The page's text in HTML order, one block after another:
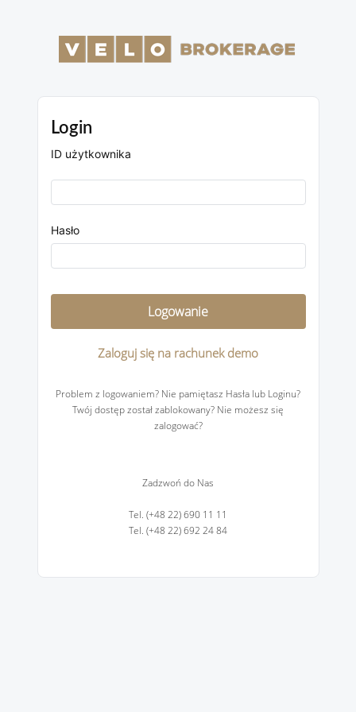
Login
ID użytkownika
Hasło
Zaloguj się na rachunek demo
Problem z logowaniem? Nie pamiętasz Hasła lub Loginu?
Twój dostęp został zablokowany? Nie możesz się
zalogować?
Zadzwoń do Nas
Tel. (+48 22) 690 11 11
Tel. (+48 22) 692 24 84